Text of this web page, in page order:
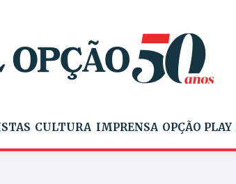
CULTURA IMPRENSA OPÇÃO PLAY